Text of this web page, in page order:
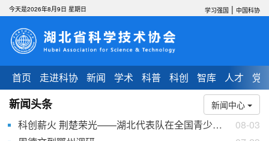
首页 走进科协 新闻 学术 科普 科创 智库 人才 党
今天是2026年8月9日 星期日 学习强国 | 中国科协
新闻头条 新闻中心
科创薪火 荆楚荣光——湖北代表队在全国青少年科技创新大赛中斩获佳绩
08-03